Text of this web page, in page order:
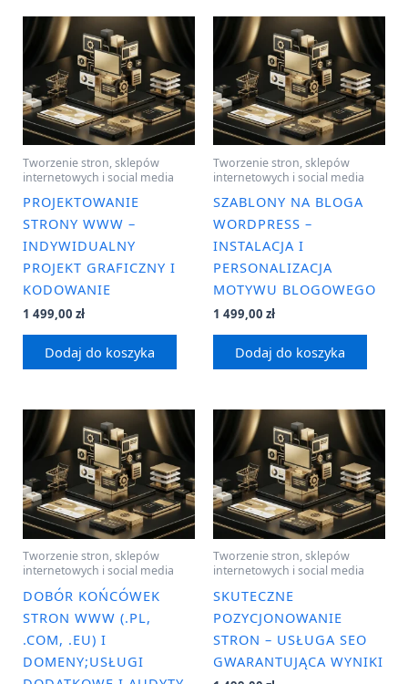
Tworzenie stron, sklepów
internetowych i social media
PROJEKTOWANIE
STRONY WWW –
INDYWIDUALNY
PROJEKT GRAFICZNY I
KODOWANIE
1 499,00 zł
Dodaj do koszyka
Tworzenie stron, sklepów
internetowych i social media
SZABLONY NA BLOGA
WORDPRESS –
INSTALACJA I
PERSONALIZACJA
MOTYWU BLOGOWEGO
1 499,00 zł
Dodaj do koszyka
Tworzenie stron, sklepów
internetowych i social media
DOBÓR KOŃCÓWEK
STRON WWW (.PL,
.COM, .EU) I
DOMENY;USŁUGI
Tworzenie stron, sklepów
internetowych i social media
SKUTECZNE
POZYCJONOWANIE
STRON – USŁUGA SEO
GWARANTUJĄCA WYNIKI